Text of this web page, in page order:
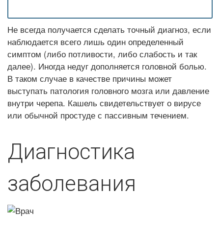
Не всегда получается сделать точный диагноз, если
наблюдается всего лишь один определенный
симптом (либо потливости, либо слабость и так
далее). Иногда недуг дополняется головной болью.
В таком случае в качестве причины может
выступать патология головного мозга или давление
внутри черепа. Кашель свидетельствует о вирусе
или обычной простуде с пассивным течением.
Диагностика
заболевания